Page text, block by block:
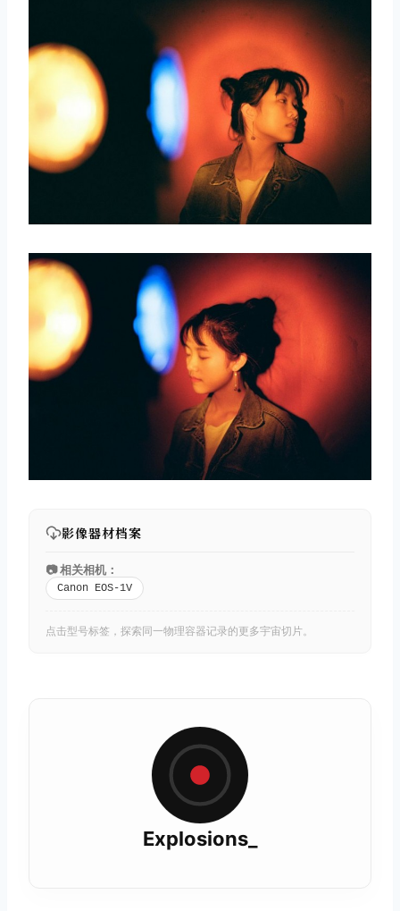
影像器材档案
📷 相关相机：
Canon EOS-1V
点击型号标签，探索同一物理容器记录的更多宇宙切片。
Explosions_